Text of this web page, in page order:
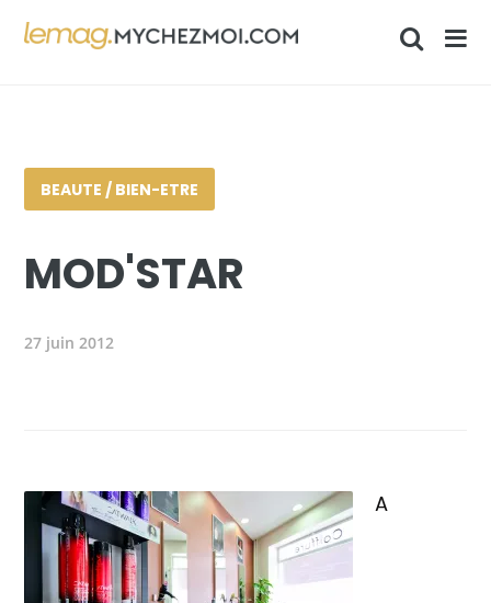
BEAUTE / BIEN-ETRE
MOD'STAR
27 juin 2012
A